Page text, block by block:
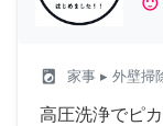
local_laundry_service 家事 ▸ 外壁掃
高圧洗浄でピカ